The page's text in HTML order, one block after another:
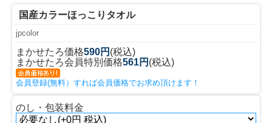
国産カラーほっこりタオル
jpcolor
まかせたろ価格590円 (税込)
まかせたろ会員特別価格561円 (税込)
会員登録(無料）すれば会員価格でお求め頂けます！
のし・包装料金